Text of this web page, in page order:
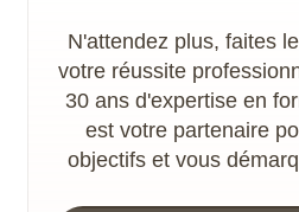
N'attendez plus, faites
votre réussite
30 ans d'expertise en
est votre partenaire
objectifs et vous